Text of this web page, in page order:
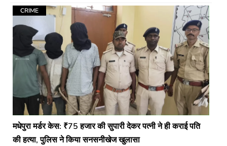
CRIME
मधेपुरा मर्डर केस: ₹75 हजार की सुपारी देकर पत्नी ने ही कराई पति
की हत्या, पुलिस ने किया सनसनीखेज खुलासा